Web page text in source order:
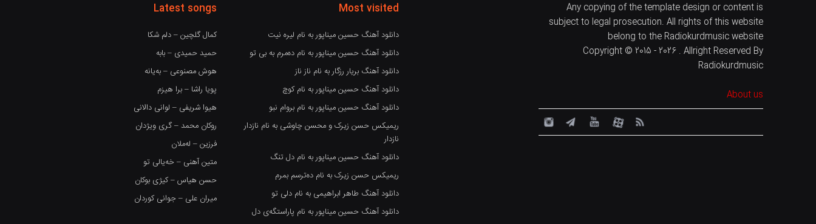
Any copying of the template design or content is
subject to legal prosecution. All rights of this website
belong to the Radiokurdmusic website
Copyright © 2015 - 2026 . Allright Reserved By
Radiokurdmusic
About us
Most visited
دانلود آهنگ حسین میناپور به نام لیره نیت
دانلود آهنگ حسین میناپور به نام دەمرم بە بی تو
دانلود آهنگ بریار رزگار به نام ناز ناز
دانلود آهنگ حسین میناپور به نام کوچ
دانلود آهنگ حسین میناپور به نام بروام نبو
ریمیکس حسن زیرک و محسن چاوشی به نام نازدار
نازدار
دانلود آهنگ حسین میناپور به نام دل تنگ
ریمیکس حسن زیرک به نام دەترسم بمرم
دانلود آهنگ طاهر ابراهیمی به نام دلی تو
دانلود آهنگ حسین میناپور به نام پاراستگەی دل
Latest songs
کمال گلچین – دلم شکا
حمید حمیدی – بابه
هوش مصنوعی – بەیانە
پویا راشا – برا هیزم
هیوا شریفی – لوانی دالانی
روکان محمد – گری ویژدان
فرزین – لەملان
متین آهنی – خەیالی تو
حسن هیاس – کیژی بوکان
میران علی – جوانی کوردان